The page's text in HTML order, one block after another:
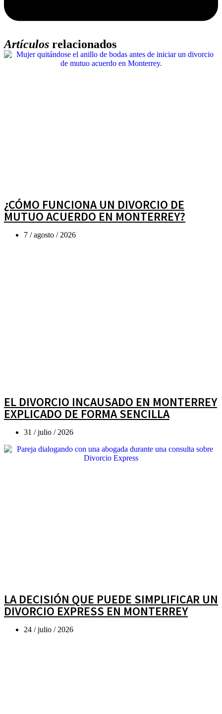
Artículos relacionados
¿CÓMO FUNCIONA UN DIVORCIO DE
MUTUO ACUERDO EN MONTERREY?
7 / agosto / 2026
EL DIVORCIO INCAUSADO EN MONTERREY
EXPLICADO DE FORMA SENCILLA
31 / julio / 2026
LA DECISIÓN QUE PUEDE SIMPLIFICAR UN
DIVORCIO EXPRESS EN MONTERREY
24 / julio / 2026